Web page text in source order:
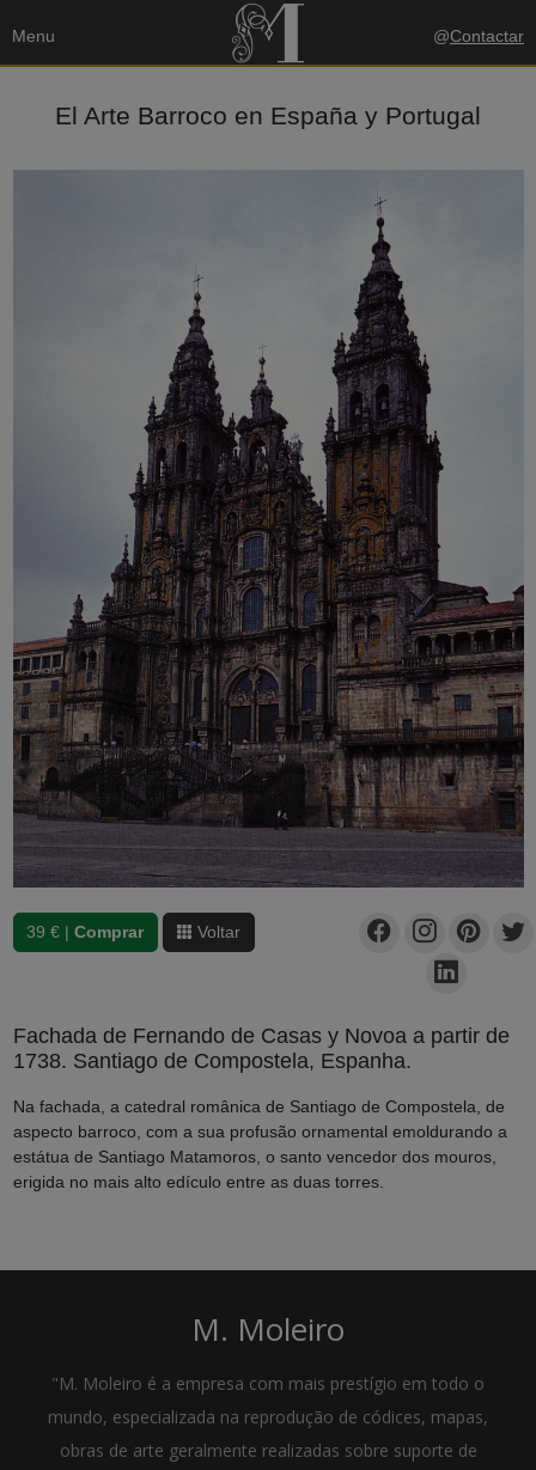
Menu @Contactar
El Arte Barroco en España y Portugal
39 € | Comprar Voltar
Fachada de Fernando de Casas y Novoa a partir de
1738. Santiago de Compostela, Espanha.
Na fachada, a catedral românica de Santiago de Compostela, de
aspecto barroco, com a sua profusão ornamental emoldurando a
estátua de Santiago Matamoros, o santo vencedor dos mouros,
erigida no mais alto edículo entre as duas torres.
M. Moleiro
"M. Moleiro é a empresa com mais prestígio em todo o
mundo, especializada na reprodução de códices, mapas,
obras de arte geralmente realizadas sobre suporte de